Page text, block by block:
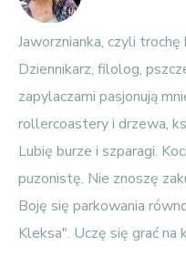
Jaworznianka, czyli
Dziennikarz, filolog,
zapylaczami pasjonują
rollercoastery i drzewa,
Lubię burze i szparagi.
puzonistę. Nie znoszę
Boję się parkowania
Kleksa". Uczę się grać na